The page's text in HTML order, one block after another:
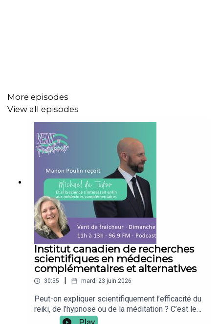
More episodes
View all episodes
Institut canadien de recherches
scientifiques en médecines
complémentaires et alternatives
30:55 | mardi 23 juin 2026
Peut-on expliquer scientifiquement l’efficacité du
reiki, de l’hypnose ou de la méditation ? C’est le
pari audacieux de Michael de Tudor, chercheur et